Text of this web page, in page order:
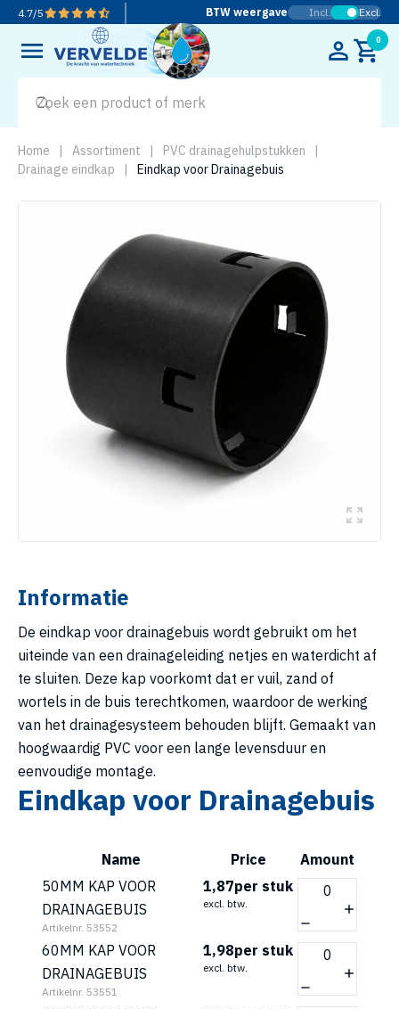
4.7/5 BTW weergave Incl. Excl.
0
Home | Assortiment | PVC drainagehulpstukken
|
Drainage eindkap
| Eindkap voor Drainagebuis
Informatie
De eindkap voor drainagebuis wordt gebruikt om het
uiteinde van een drainageleiding netjes en waterdicht af
te sluiten. Deze kap voorkomt dat er vuil, zand of
wortels in de buis terechtkomen, waardoor de werking
van het drainagesysteem behouden blijft. Gemaakt van
hoogwaardig PVC voor een lange levensduur en
eenvoudige montage.
Eindkap voor Drainagebuis
Name Price
Amount
50MM KAP VOOR
DRAINAGEBUIS
Artikelnr. 53552
1,87per stuk
excl. btw.
60MM KAP VOOR
DRAINAGEBUIS
Artikelnr. 53551
1,98per stuk
excl. btw.